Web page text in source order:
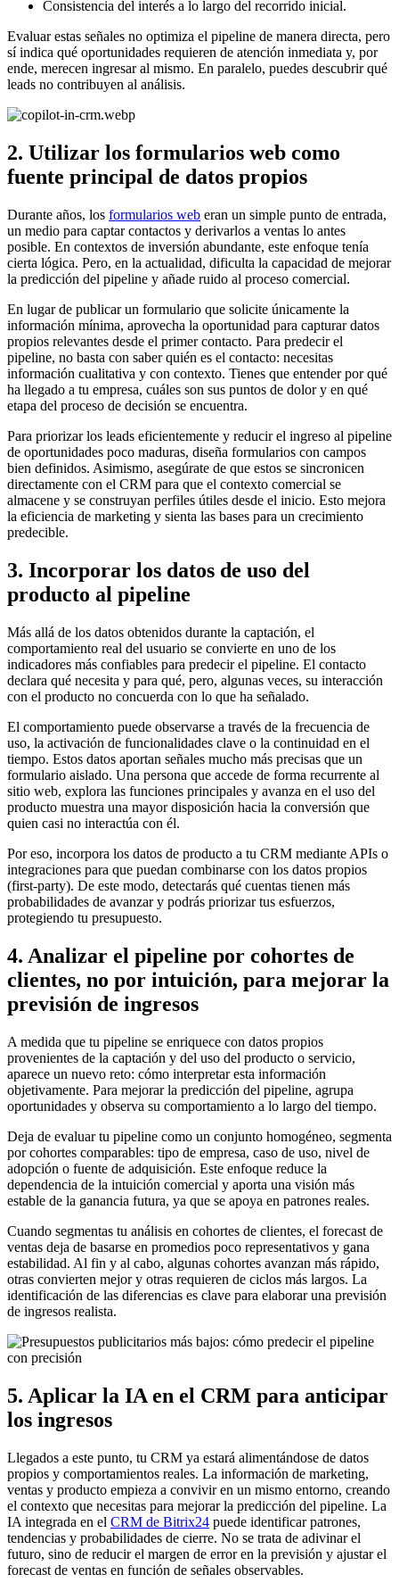
Consistencia del interés a lo largo del recorrido inicial.
Evaluar estas señales no optimiza el pipeline de manera directa, pero
sí indica qué oportunidades requieren de atención inmediata y, por
ende, merecen ingresar al mismo. En paralelo, puedes descubrir qué
leads no contribuyen al análisis.
2. Utilizar los formularios web como
fuente principal de datos propios
Durante años, los formularios web eran un simple punto de entrada,
un medio para captar contactos y derivarlos a ventas lo antes
posible. En contextos de inversión abundante, este enfoque tenía
cierta lógica. Pero, en la actualidad, dificulta la capacidad de mejorar
la predicción del pipeline y añade ruido al proceso comercial.
En lugar de publicar un formulario que solicite únicamente la
información mínima, aprovecha la oportunidad para capturar datos
propios relevantes desde el primer contacto. Para predecir el
pipeline, no basta con saber quién es el contacto: necesitas
información cualitativa y con contexto. Tienes que entender por qué
ha llegado a tu empresa, cuáles son sus puntos de dolor y en qué
etapa del proceso de decisión se encuentra.
Para priorizar los leads eficientemente y reducir el ingreso al pipeline
de oportunidades poco maduras, diseña formularios con campos
bien definidos. Asimismo, asegúrate de que estos se sincronicen
directamente con el CRM para que el contexto comercial se
almacene y se construyan perfiles útiles desde el inicio. Esto mejora
la eficiencia de marketing y sienta las bases para un crecimiento
predecible.
3. Incorporar los datos de uso del
producto al pipeline
Más allá de los datos obtenidos durante la captación, el
comportamiento real del usuario se convierte en uno de los
indicadores más confiables para predecir el pipeline. El contacto
declara qué necesita y para qué, pero, algunas veces, su interacción
con el producto no concuerda con lo que ha señalado.
El comportamiento puede observarse a través de la frecuencia de
uso, la activación de funcionalidades clave o la continuidad en el
tiempo. Estos datos aportan señales mucho más precisas que un
formulario aislado. Una persona que accede de forma recurrente al
sitio web, explora las funciones principales y avanza en el uso del
producto muestra una mayor disposición hacia la conversión que
quien casi no interactúa con él.
Por eso, incorpora los datos de producto a tu CRM mediante APIs o
integraciones para que puedan combinarse con los datos propios
(first-party). De este modo, detectarás qué cuentas tienen más
probabilidades de avanzar y podrás priorizar tus esfuerzos,
protegiendo tu presupuesto.
4. Analizar el pipeline por cohortes de
clientes, no por intuición, para mejorar la
previsión de ingresos
A medida que tu pipeline se enriquece con datos propios
provenientes de la captación y del uso del producto o servicio,
aparece un nuevo reto: cómo interpretar esta información
objetivamente. Para mejorar la predicción del pipeline, agrupa
oportunidades y observa su comportamiento a lo largo del tiempo.
Deja de evaluar tu pipeline como un conjunto homogéneo, segmenta
por cohortes comparables: tipo de empresa, caso de uso, nivel de
adopción o fuente de adquisición. Este enfoque reduce la
dependencia de la intuición comercial y aporta una visión más
estable de la ganancia futura, ya que se apoya en patrones reales.
Cuando segmentas tu análisis en cohortes de clientes, el forecast de
ventas deja de basarse en promedios poco representativos y gana
estabilidad. Al fin y al cabo, algunas cohortes avanzan más rápido,
otras convierten mejor y otras requieren de ciclos más largos. La
identificación de las diferencias es clave para elaborar una previsión
de ingresos realista.
5. Aplicar la IA en el CRM para anticipar
los ingresos
Llegados a este punto, tu CRM ya estará alimentándose de datos
propios y comportamientos reales. La información de marketing,
ventas y producto empieza a convivir en un mismo entorno, creando
el contexto que necesitas para mejorar la predicción del pipeline. La
IA integrada en el CRM de Bitrix24 puede identificar patrones,
tendencias y probabilidades de cierre. No se trata de adivinar el
futuro, sino de reducir el margen de error en la previsión y ajustar el
forecast de ventas en función de señales observables.